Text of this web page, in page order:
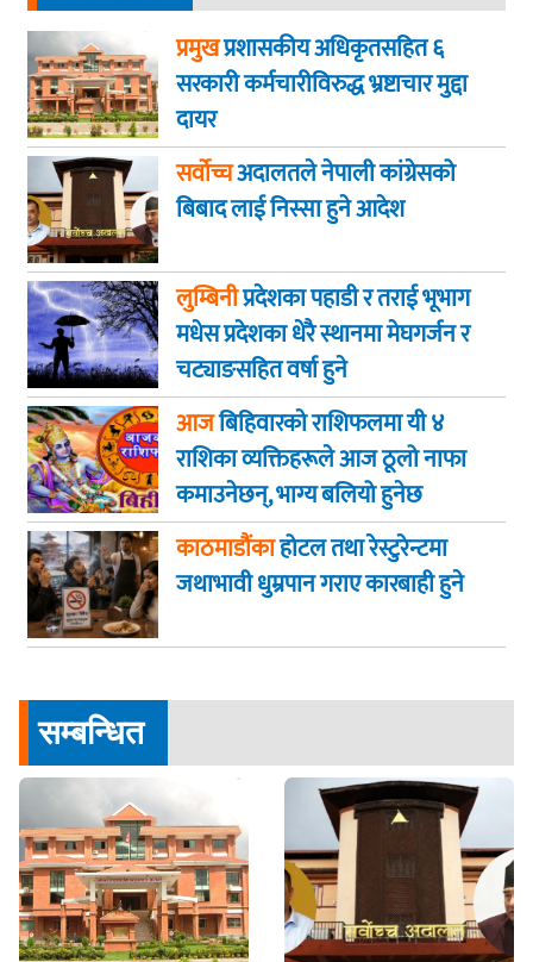
प्रमुखप्रशासकीय अधिकृतसहित ६
सरकारी कर्मचारीविरुद्ध भ्रष्टाचार मुद्दा
दायर
सर्वोच्चअदालतले नेपाली कांग्रेसको
बिबाद लाई निस्सा हुने आदेश
लुम्बिनीप्रदेशका पहाडी र तराई भूभाग
मधेस प्रदेशका धेरै स्थानमा मेघगर्जन र
चट्याङसहित वर्षा हुने
आजबिहिवारकाे राशिफलमा यी ४
राशिका व्यक्तिहरूले आज ठूलो नाफा
कमाउनेछन्, भाग्य बलियो हुनेछ
काठमाडौंकाहोटल तथा रेस्टुरेन्टमा
जथाभावी धुम्रपान गराए कारबाही हुने
सम्बन्धित